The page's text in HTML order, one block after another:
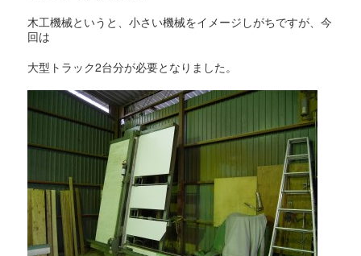
木工機械というと、小さい機械をイメージしがちですが、今
回は
大型トラック2台分が必要となりました。